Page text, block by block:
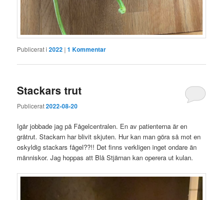
Publicerat i 2022 |1 Kommentar
Stackars trut
Publicerat2022-08-20
Igår jobbade jag på Fågelcentralen. En av patienterna är en
gråtrut. Stackarn har blivit skjuten. Hur kan man göra så mot en
oskyldig stackars fågel??!! Det finns verkligen inget ondare än
människor. Jag hoppas att Blå Stjärnan kan operera ut kulan.